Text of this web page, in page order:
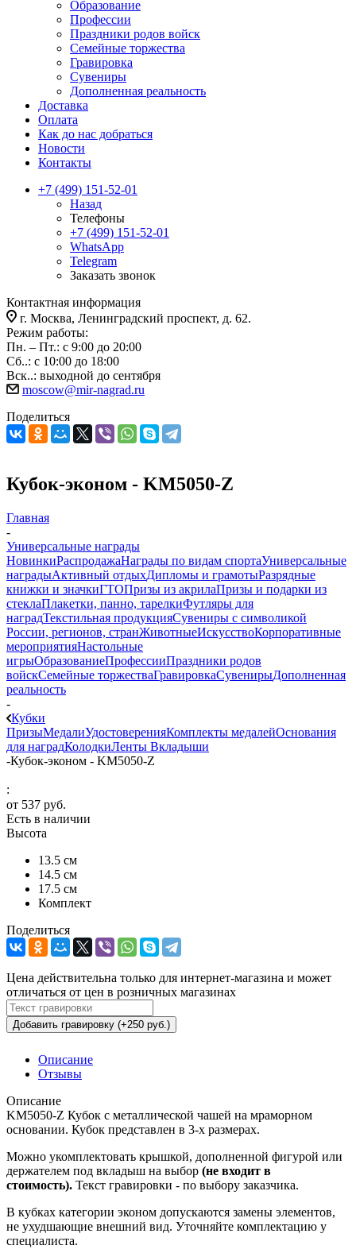
Образование
Профессии
Праздники родов войск
Семейные торжества
Гравировка
Сувениры
Дополненная реальность
Доставка
Оплата
Как до нас добраться
Новости
Контакты
+7 (499) 151-52-01
Назад
Телефоны
+7 (499) 151-52-01
WhatsApp
Telegram
Заказать звонок
Контактная информация
г. Москва, Ленинградский проспект, д. 62.
Режим работы:
Пн. – Пт.: с 9:00 до 20:00
Сб..: с 10:00 до 18:00
Вск..: выходной до сентября
moscow@mir-nagrad.ru
Поделиться
Кубок-эконом - KM5050-Z
Главная
-
Универсальные награды
НовинкиРаспродажаНаграды по видам спортаУниверсальные
наградыАктивный отдыхДипломы и грамотыРазрядные
книжки и значкиГТОПризы из акрилаПризы и подарки из
стеклаПлакетки, панно, тарелкиФутляры для
наградТекстильная продукцияСувениры с символикой
России, регионов, странЖивотныеИскусствоКорпоративные
мероприятияНастольные
игрыОбразованиеПрофессииПраздники родов
войскСемейные торжестваГравировкаСувенирыДополненная
реальность
-
Кубки
ПризыМедалиУдостоверенияКомплекты медалейОснования
для наградКолодкиЛенты Вкладыши
-Кубок-эконом - KM5050-Z
:
от 537 руб.
Есть в наличии
Высота
13.5 см
14.5 см
17.5 см
Комплект
Поделиться
Цена действительна только для интернет-магазина и может
отличаться от цен в розничных магазинах
Добавить гравировку (+250 руб.)
Описание
Отзывы
Описание
KM5050-Z Кубок с металлической чашей на мраморном
основании. Кубок представлен в 3-х размерах.
Можно укомплектовать крышкой, дополненной фигурой или
держателем под вкладыш на выбор (не входит в
стоимость). Текст гравировки - по выбору заказчика.
В кубках категории эконом допускаются замены элементов,
не ухудшающие внешний вид. Уточняйте комплектацию у
специалиста.